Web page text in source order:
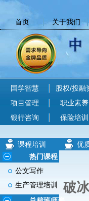
首页 关于我们
国学智慧 股权/投融
项目管理
职业素养
银行咨询
保险培训
课程培训
热门课程
公文写作
生产管理培训
优
破冰